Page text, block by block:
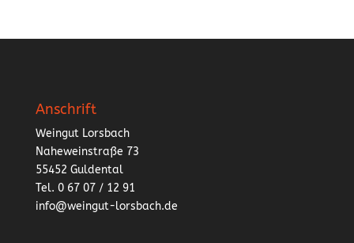
Anschrift
Weingut Lorsbach
Naheweinstraße 73
55452 Guldental
Tel. 0 67 07 / 12 91
info@weingut-lorsbach.de